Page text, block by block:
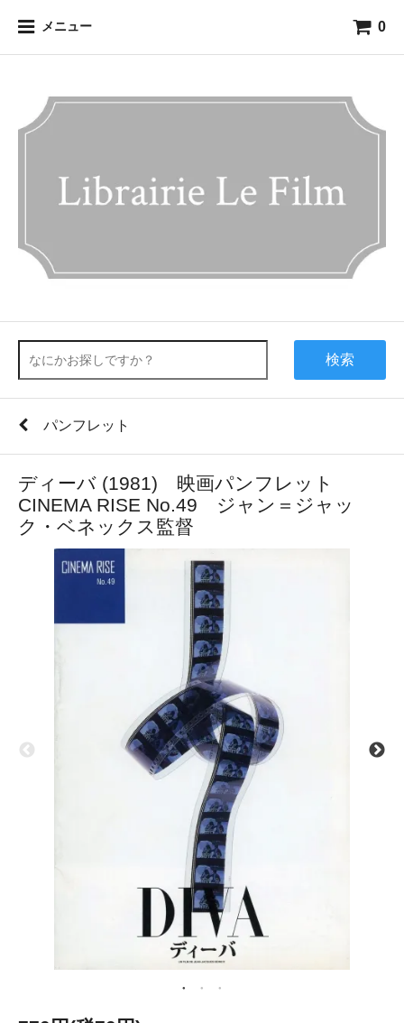
メニュー 0
検索
パンフレット
ディーバ (1981) 映画パンフレット
CINEMA RISE No.49 ジャン＝ジャッ
ク・ベネックス監督